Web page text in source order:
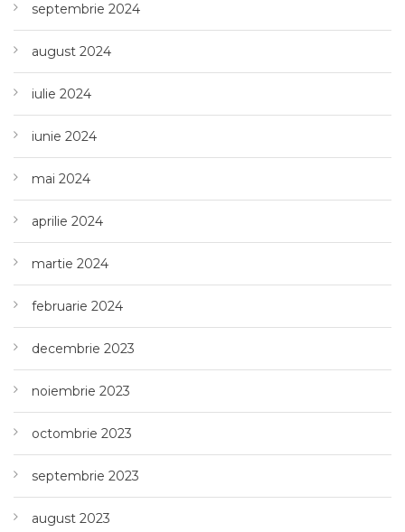
septembrie 2024
august 2024
iulie 2024
iunie 2024
mai 2024
aprilie 2024
martie 2024
februarie 2024
decembrie 2023
noiembrie 2023
octombrie 2023
septembrie 2023
august 2023